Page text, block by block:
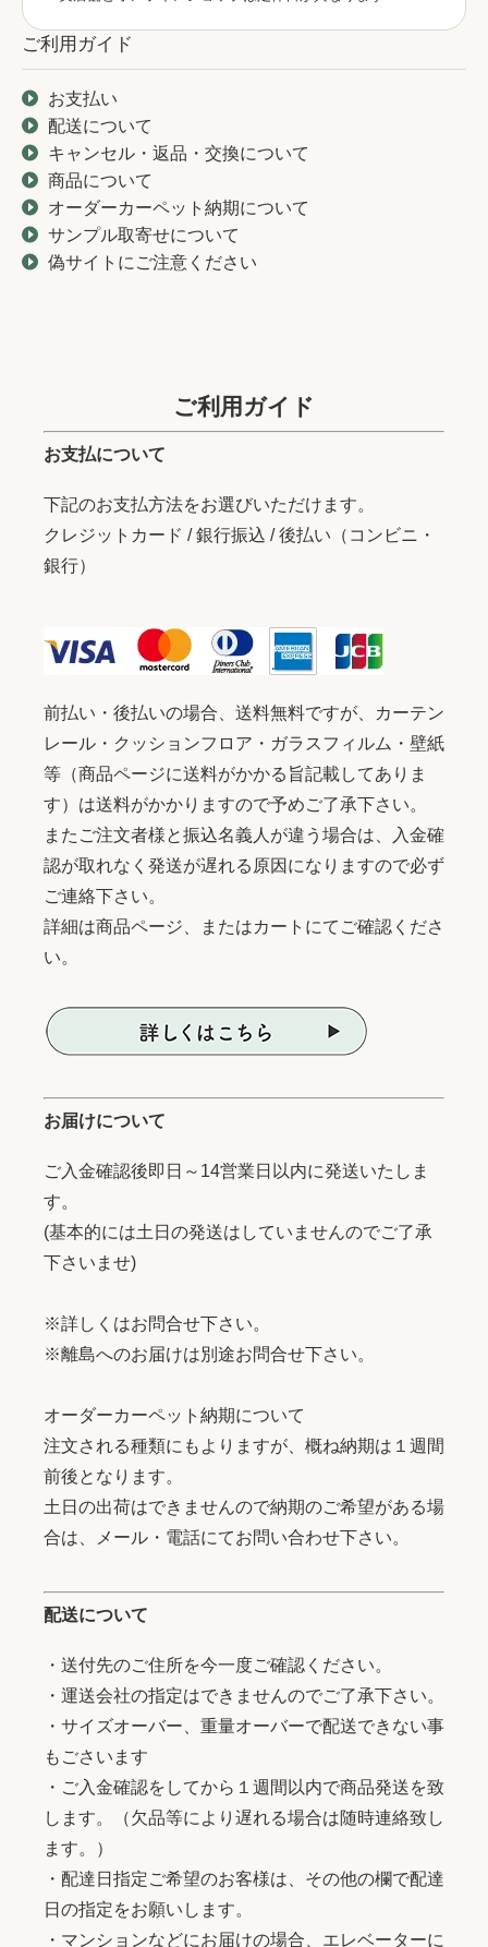
ご利用ガイド
お支払い
配送について
キャンセル・返品・交換について
商品について
オーダーカーペット納期について
サンプル取寄せについて
偽サイトにご注意ください
ご利用ガイド
お支払について
下記のお支払方法をお選びいただけます。
クレジットカード / 銀行振込 / 後払い（コンビニ・
銀行）
前払い・後払いの場合、送料無料ですが、カーテン
レール・クッションフロア・ガラスフィルム・壁紙
等（商品ページに送料がかかる旨記載してありま
す）は送料がかかりますので予めご了承下さい。
またご注文者様と振込名義人が違う場合は、入金確
認が取れなく発送が遅れる原因になりますので必ず
ご連絡下さい。
詳細は商品ページ、またはカートにてご確認くださ
い。
お届けについて
ご入金確認後即日～14営業日以内に発送いたしま
す。
(基本的には土日の発送はしていませんのでご了承
下さいませ)
※詳しくはお問合せ下さい。
※離島へのお届けは別途お問合せ下さい。
オーダーカーペット納期について
注文される種類にもよりますが、概ね納期は１週間
前後となります。
土日の出荷はできませんので納期のご希望がある場
合は、メール・電話にてお問い合わせ下さい。
配送について
・送付先のご住所を今一度ご確認ください。
・運送会社の指定はできませんのでご了承下さい。
・サイズオーバー、重量オーバーで配送できない事
もごさいます
・ご入金確認をしてから１週間以内で商品発送を致
します。（欠品等により遅れる場合は随時連絡致し
ます。）
・配達日指定ご希望のお客様は、その他の欄で配達
日の指定をお願いします。
・マンションなどにお届けの場合、エレベーターに